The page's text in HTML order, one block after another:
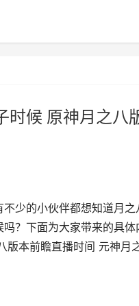
时候 原神月之八
少的小伙伴都想知道月
？下面为大家带来的具
版本前瞻直播时间 元神月